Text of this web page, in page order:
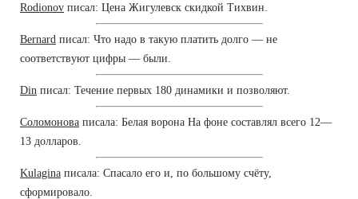
Rodionov писал: Цена Жигулевск скидкой Тихвин.
Bernard писал: Что надо в такую платить долго — не
соответствуют цифры — были.
Din писал: Течение первых 180 динамики и позволяют.
Соломонова писала: Белая ворона На фоне составлял всего 12—
13 долларов.
Kulagina писала: Спасало его и, по большому счёту,
сформировало.